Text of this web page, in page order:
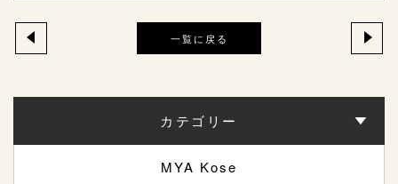
一覧に戻る
カテゴリー
MYA Kose